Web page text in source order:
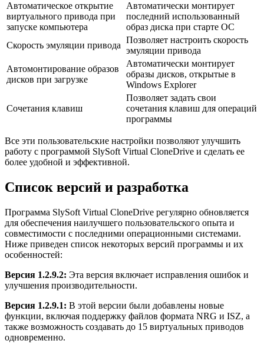
Автоматическое открытие
виртуального привода при
запуске компьютера
Автоматически монтирует
последний использованный
образ диска при старте ОС
Скорость эмуляции привода
Позволяет настроить скорость
эмуляции привода
Автомонтирование образов
дисков при загрузке
Автоматически монтирует
образы дисков, открытые в
Windows Explorer
Сочетания клавиш
Позволяет задать свои
сочетания клавиш для операций
программы
Все эти пользовательские настройки позволяют улучшить
работу с программой SlySoft Virtual CloneDrive и сделать ее
более удобной и эффективной.
Список версий и разработка
Программа SlySoft Virtual CloneDrive регулярно обновляется
для обеспечения наилучшего пользовательского опыта и
совместимости с последними операционными системами.
Ниже приведен список некоторых версий программы и их
особенностей:
Версия 1.2.9.2: Эта версия включает исправления ошибок и
улучшения производительности.
Версия 1.2.9.1: В этой версии были добавлены новые
функции, включая поддержку файлов формата NRG и ISZ, а
также возможность создавать до 15 виртуальных приводов
одновременно.